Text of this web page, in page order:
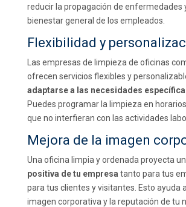
reducir la propagación de enfermedades
bienestar general de los empleados.
Flexibilidad y
Las empresas de limpieza de oficinas
ofrecen servicios flexibles y
adaptarse a las necesidades
Puedes programar la limpieza en
que no interfieran con las actividades
Mejora de la imagen
Una oficina limpia y ordenada proyecta
positiva de tu empresa tanto para tus
para tus clientes y visitantes. Esto ayuda
imagen corporativa y la reputación de tu